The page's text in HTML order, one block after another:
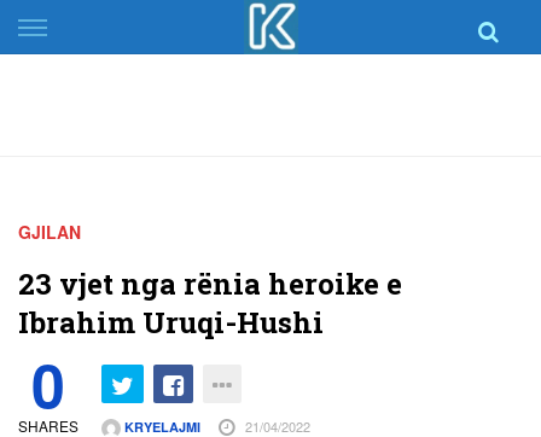
Skip
to
GJILAN
23 vjet nga rënia heroike e
Ibrahim Uruqi-Hushi
0
SHARES KRYELAJMI 21/04/2022